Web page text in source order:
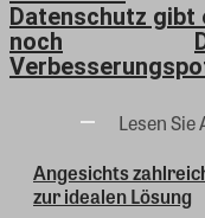
Datenschutz gibt
noch
Lesen
Angesichts
zur idealen Lösung